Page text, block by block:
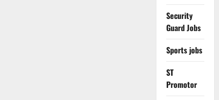
Security
Guard Jobs
Sports jobs
ST
Promotor